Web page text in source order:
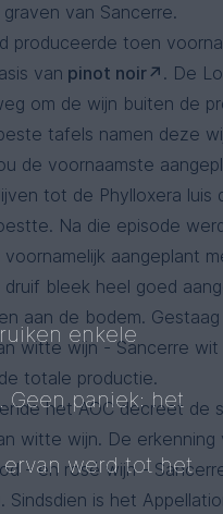
van Sancerre.
produceerde toen
van pinot noir
. De
om de wijn buiten de
tafels namen deze
de voornaamste
tot de Phylloxera luis
Na die episode
voornamelijk aangeplant
druif bleek heel goed
aan de bodem.
witte wijn - Sancerre
totale productie.
het AOC decreet de
witte wijn. De
- en rosé wijn -
Sindsdien is het
enkele
Geen paniek: het
werd tot het